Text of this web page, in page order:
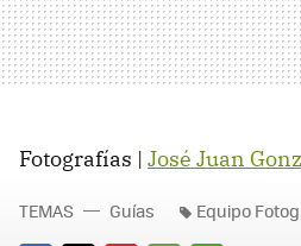
Fotografías | José Juan
TEMAS Guías Equipo